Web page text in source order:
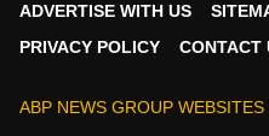
अगर बात करें मार्केट की तो
ADVERTISE WITH US
PRIVACY POLICY
CONTACT
ABP NEWS GROUP WEBSITES